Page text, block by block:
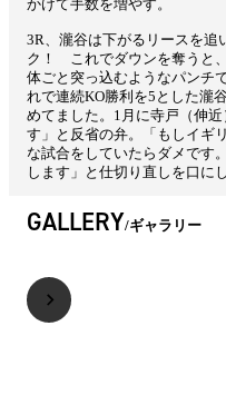
かけて手数を増やす。
3R、瀧谷は下がるリースを追
ク！ これでダウンを奪うと
体ごと突っ込むようなパンチ
れで連続KO勝利を5とした瀧
めてました。1月に寺戸（伸
す」と反省の弁。「もしイギ
な試合をしていたらダメです
します」と仕切り直しを口にし
GALLERY ギャラリー